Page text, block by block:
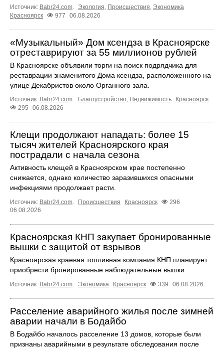
Источник: Babr24.com Экология Происшествия Экономика
Красноярск
977 06.08.2026
«Музыкальный» Дом ксендза в Красноярске
отреставрируют за 55 миллионов рублей
В Красноярске объявили торги на поиск подрядчика для
реставрации знаменитого Дома ксендза, расположенного на
улице Декабристов около Органного зала.
Источник: Babr24.com Благоустройство Недвижимость
Красноярск
295
06.08.2026
Клещи продолжают нападать: более 15
тысяч жителей Красноярского края
пострадали с начала сезона
Активность клещей в Красноярском крае постепенно
снижается, однако количество заразившихся опасными
инфекциями продолжает расти.
Источник: Babr24.com. Происшествия Красноярск
296
06.08.2026
Красноярская КНП закупает бронированные
вышки с защитой от взрывов
Красноярская краевая топливная компания КНП планирует
приобрести бронированные наблюдательные вышки.
Источник: Babr24.com. Экономика Красноярск 339 06.08.2026
Расселение аварийного жилья после зимней
аварии начали в Бодайбо
В Бодайбо началось расселение 13 домов, которые были
признаны аварийными в результате обследования после